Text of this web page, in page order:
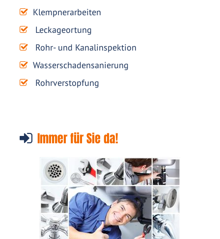
Klempnerarbeiten
Leckageortung
Rohr- und Kanalinspektion
Wasserschadensanierung
Rohrverstopfung
Immer für Sie da!